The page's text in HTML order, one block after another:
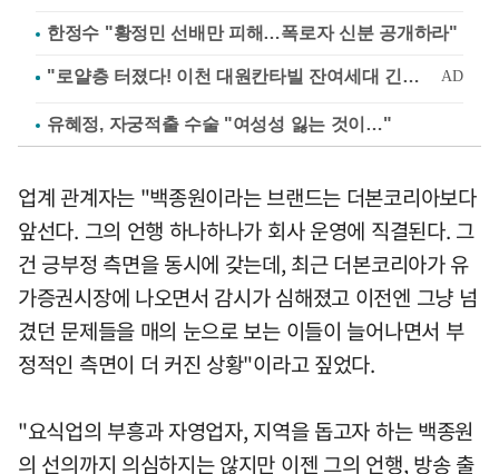
한정수 "황정민 선배만 피해…폭로자 신분 공개하라"
유혜정, 자궁적출 수술 "여성성 잃는 것이…"
업계 관계자는 "백종원이라는 브랜드는 더본코리아보다
앞선다. 그의 언행 하나하나가 회사 운영에 직결된다. 그
건 긍부정 측면을 동시에 갖는데, 최근 더본코리아가 유
가증권시장에 나오면서 감시가 심해졌고 이전엔 그냥 넘
겼던 문제들을 매의 눈으로 보는 이들이 늘어나면서 부
정적인 측면이 더 커진 상황"이라고 짚었다.
"요식업의 부흥과 자영업자, 지역을 돕고자 하는 백종원
의 선의까지 의심하지는 않지만 이젠 그의 언행, 방송 출